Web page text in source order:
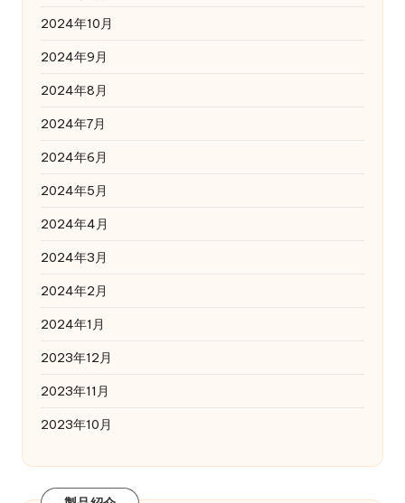
2024年10月
2024年9月
2024年8月
2024年7月
2024年6月
2024年5月
2024年4月
2024年3月
2024年2月
2024年1月
2023年12月
2023年11月
2023年10月